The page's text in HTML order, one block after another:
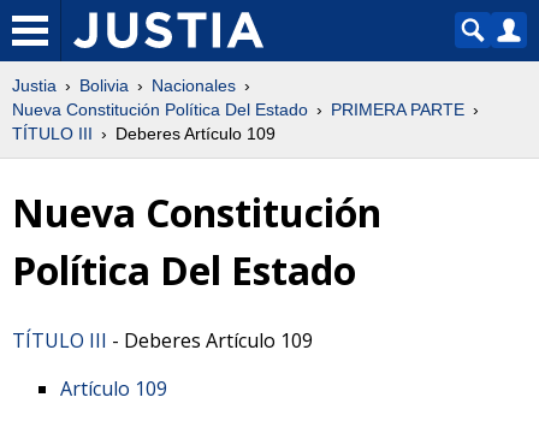
Justia Bolivia
Nacionales
Nueva Constitución Política Del Estado
PRIMERA PARTE
TÍTULO III
Deberes Artículo 109
Nueva Constitución
Política Del Estado
TÍTULO III - Deberes Artículo 109
Artículo 109